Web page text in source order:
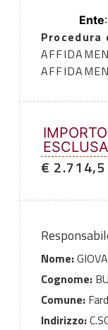
Ente
Procedura
€ 2.714,5
Nome:
Cognome:
Comune:
Indirizzo: